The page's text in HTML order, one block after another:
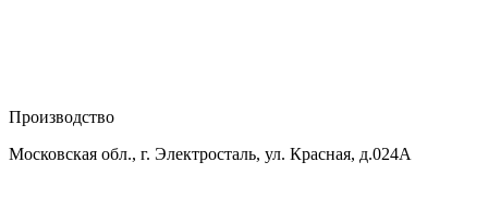
Производство
Московская обл., г. Электросталь, ул. Красная, д.024А